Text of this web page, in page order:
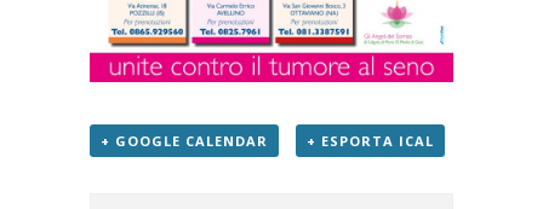
+ GOOGLE CALENDAR + ESPORTA ICAL